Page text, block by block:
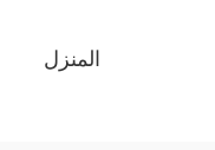
المنزل